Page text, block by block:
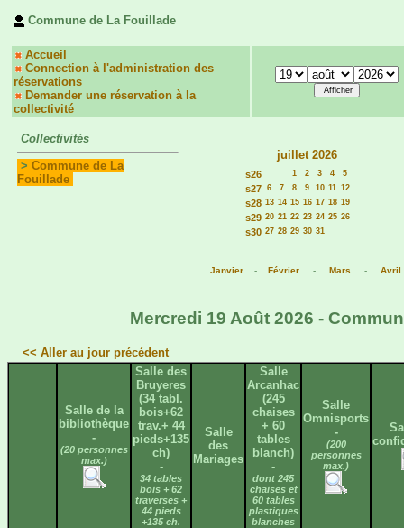
Commune de La Fouillade
Accueil
Connection à l'administration des
réservations
Demander une réservation à la
collectivité
Collectivités
> Commune de La
Fouillade
juillet 2026
s26 1 2 3 4 5
s27 6 7 8 9 10 11 12
s28 13 14 15 16 17 18 19
s29 20 21 22 23 24 25 26
s30 27 28 29 30 31
Janvier - Février - Mars - Avril
Mercredi 19 Août 2026 -
<< Aller au jour précédent
Salle de la
bibliothèque
-
(20 personnes
max.)
Salle des
Bruyeres
(34 tabl.
bois+62
trav.+ 44
pieds+135
ch)
-
34 tables
bois + 62
traverses +
44 pieds
+135 ch.
Salle
des
Mariages
Salle
Arcanhac
(245
chaises
+ 60
tables
blanch)
-
dont 245
chaises et
60 tables
plastiques
blanches
Salle
Omnisports
-
(200
personnes
max.)